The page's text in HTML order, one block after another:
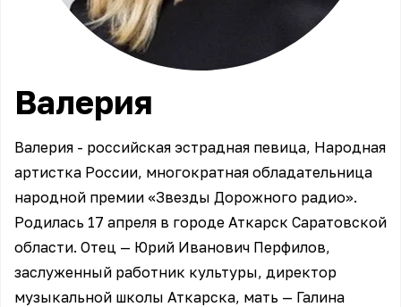
Валерия
Валерия - российская эстрадная певица, Народная
артистка России, многократная обладательница
народной премии «Звезды Дорожного радио».
Родилась 17 апреля в городе Аткарск Саратовской
области. Отец — Юрий Иванович Перфилов,
заслуженный работник культуры, директор
музыкальной школы Аткарска, мать — Галина